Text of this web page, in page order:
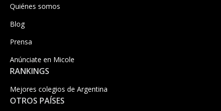
Quiénes somos
Blog
Prensa
Anúnciate en Micole
RANKINGS
Mejores colegios de Argentina
OTROS PAÍSES